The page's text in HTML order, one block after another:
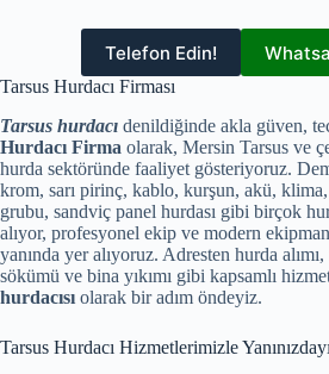
Telefon Edin!
Tarsus Hurdacı Firması
Tarsus hurdacı denildiğinde akla güven,
Hurdacı Firma olarak, Mersin Tarsus ve
hurda sektöründe faaliyet gösteriyoruz.
krom, sarı pirinç, kablo, kurşun, akü,
grubu, sandviç panel hurdası gibi birçok
alıyor, profesyonel ekip ve modern
yanında yer alıyoruz. Adresten hurda
sökümü ve bina yıkımı gibi kapsamlı
hurdacısı olarak bir adım öndeyiz.
Tarsus Hurdacı Hizmetlerimizle